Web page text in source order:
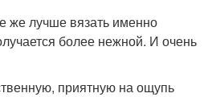
лучше вязать именно
более нежной. И очень
приятную на ощупь